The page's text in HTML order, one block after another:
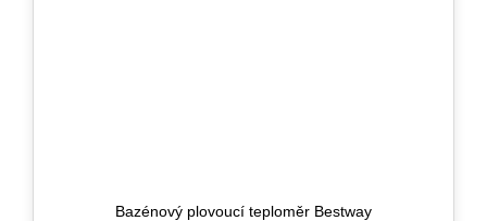
Bazénový plovoucí teploměr Bestway